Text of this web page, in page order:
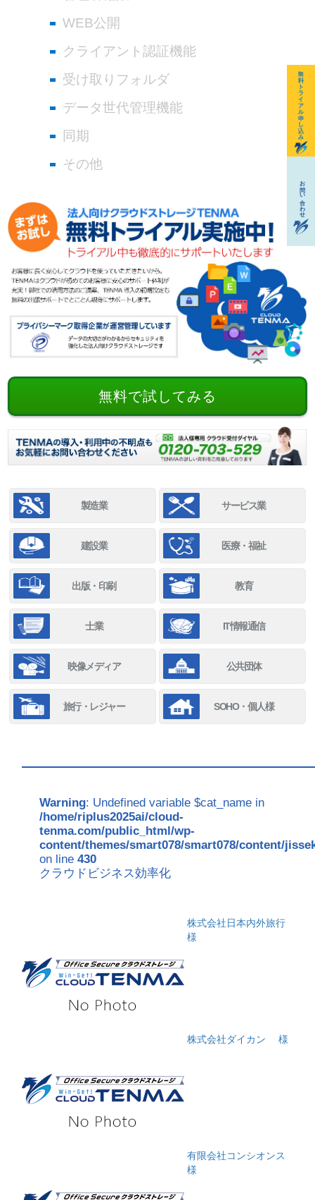
WEB公開
クライアント認証機能
受け取りフォルダ
データ世代管理機能
同期
その他
無料で試してみる
製造業 サービス業
建設業 医療・福祉
出版・印刷 教育
士業 IT情報通信
映像メディア 公共団体
旅行・レジャー SOHO・個人様
Warning: Undefined variable $cat_name in
/home/riplus2025ai/cloud-
tenma.com/public_html/wp-
content/themes/smart078/smart078/content/
on line430
クラウドビジネス効率化
株式会社日本内外旅行
様
株式会社ダイカン 様
有限会社コンシオンス
様